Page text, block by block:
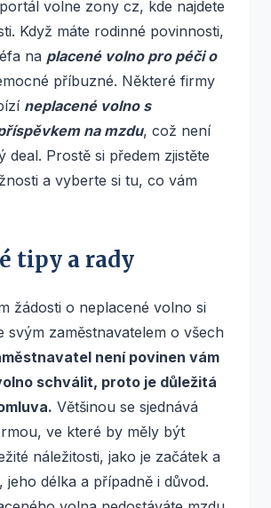
volne zony cz, kde najdete
Když máte rodinné povinnosti,
na placené volno pro péči o
příbuzné. Některé firmy
neplacené volno s
na mzdu, což není
deal. Prostě si předem zjistěte
a vyberte si tu, co vám
tipy a rady
žádosti o neplacené volno si
svým zaměstnavatelem o všech
není povinen vám
schválit, proto je důležitá
Většinou se sjednává
ve které by měly být
náležitosti, jako je začátek a
jeho délka a případně i důvod.